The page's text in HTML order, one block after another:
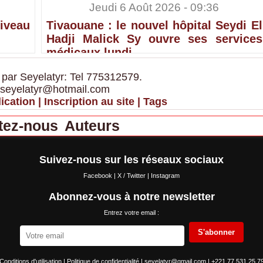
Jeudi 6 Août 2026 - 09:36
Tivaouane : le nouvel hôpital Seydi El
Hadji Malick Sy ouvre ses services
médicaux lundi
Seyelatyr: Tel 775312579.
| Inscription au site | Tags
nous Auteurs
Suivez-nous sur les réseaux sociaux
Facebook | X / Twitter | Instagram
Abonnez-vous à notre newsletter
Entrez votre email :
S'abonner
d'utilisation | Politique de confidentialité | seyelatyr@gmail.com | +221 77 531 25